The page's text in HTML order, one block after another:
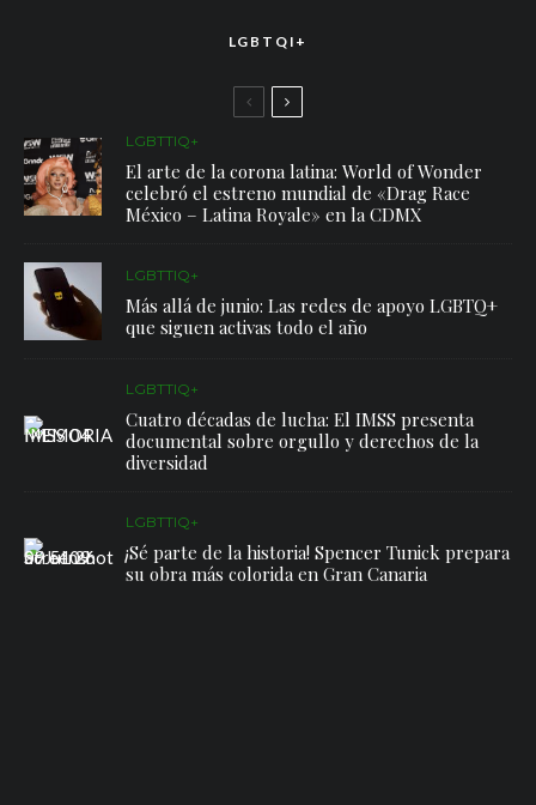
LGBTQI+
LGBTTIQ+
El arte de la corona latina: World of Wonder
celebró el estreno mundial de «Drag Race
México – Latina Royale» en la CDMX
LGBTTIQ+
Más allá de junio: Las redes de apoyo LGBTQ+
que siguen activas todo el año
LGBTTIQ+
Cuatro décadas de lucha: El IMSS presenta
documental sobre orgullo y derechos de la
diversidad
LGBTTIQ+
¡Sé parte de la historia! Spencer Tunick prepara
su obra más colorida en Gran Canaria